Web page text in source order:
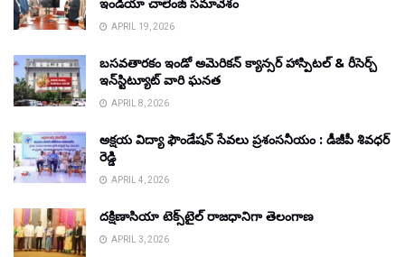
ఇండియా చాలెంజ్ సమావేశం
APRIL 19, 2026
బసవతారకం ఇండో అమెరికన్ క్యాన్సర్ హాస్పిటల్ & రీసెర్చ్
ఇన్‌స్టిట్యూట్ వారి ఘనత
APRIL 8, 2026
అక్షయ విద్యా ఫౌండేషన్ సేవలు ప్రశంసనీయం : డీజీపీ శివధర్
రెడ్డి
APRIL 4, 2026
దక్షిణాసియా టెక్స్‌టైల్ రాజధానిగా తెలంగాణ
APRIL 3, 2026